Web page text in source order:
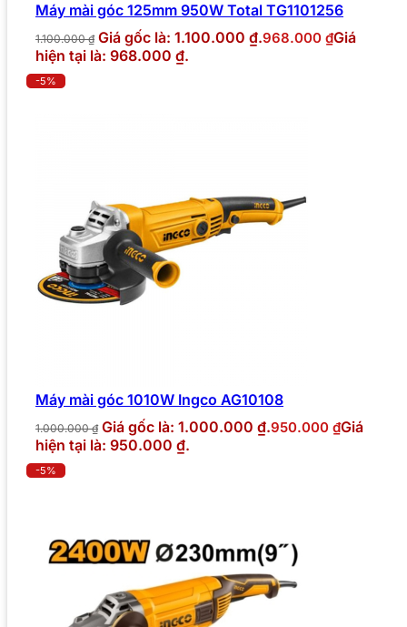
Máy mài góc 125mm 950W Total TG1101256
1.100.000₫ Giá gốc là: 1.100.000 ₫.968.000 ₫Giá
hiện tại là: 968.000 ₫.
-5%
Máy mài góc 1010W Ingco AG10108
1.000.000₫ Giá gốc là: 1.000.000 ₫.950.000 ₫Giá
hiện tại là: 950.000 ₫.
-5%